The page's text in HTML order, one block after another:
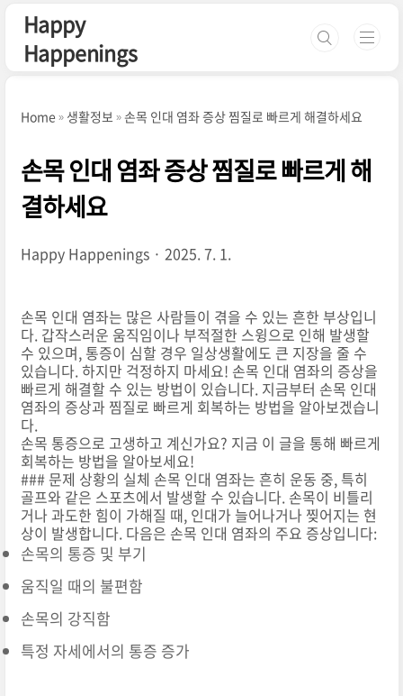
Happy
Happenings
Home 생활정보 손목 인대 염좌 증상 찜질로 빠르게 해결하세요
손목 인대 염좌 증상 찜질로 빠르게 해
결하세요
Happy Happenings 2025. 7. 1.
손목 인대 염좌는 많은 사람들이 겪을 수 있는 흔한 부상입니
다. 갑작스러운 움직임이나 부적절한 스윙으로 인해 발생할
수 있으며, 통증이 심할 경우 일상생활에도 큰 지장을 줄 수
있습니다. 하지만 걱정하지 마세요! 손목 인대 염좌의 증상을
빠르게 해결할 수 있는 방법이 있습니다. 지금부터 손목 인대
염좌의 증상과 찜질로 빠르게 회복하는 방법을 알아보겠습니
다.
손목 통증으로 고생하고 계신가요? 지금 이 글을 통해 빠르게
회복하는 방법을 알아보세요!
### 문제 상황의 실체 손목 인대 염좌는 흔히 운동 중, 특히
골프와 같은 스포츠에서 발생할 수 있습니다. 손목이 비틀리
거나 과도한 힘이 가해질 때, 인대가 늘어나거나 찢어지는 현
상이 발생합니다. 다음은 손목 인대 염좌의 주요 증상입니다:
손목의 통증 및 부기
움직일 때의 불편함
손목의 강직함
특정 자세에서의 통증 증가